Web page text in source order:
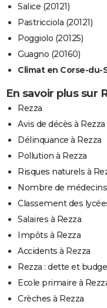
Salice (20121)
Pastricciola (20121)
Poggiolo (20125)
Guagno (20160)
Climat en Corse-du-
En savoir plus sur
Rezza
Avis de décès à Rezza
Délinquance à Rezza
Pollution à Rezza
Risques naturels à
Nombre de médecins
Classement des
Salaires à Rezza
Impôts à Rezza
Accidents à Rezza
Rezza : dette et
Ecole primaire à
Crèches à Rezza